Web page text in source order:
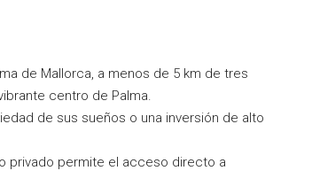
de Mallorca, a menos de 5 km de tres
centro de Palma.
de sus sueños o una inversión de alto
privado permite el acceso directo a